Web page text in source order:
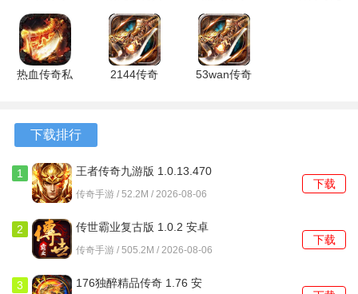
5、游戏中还有三大职业的战法道组合，逼真炫酷的合击战
斗，以及刺激的跨服远征玩法。
游戏说明
职业的装备外观都需要玩家们自己打造出来，这让玩家们能
2、当玩家角色等级达到40级后，地下夺宝活动将会开放，玩
3、复古神途手游是一款非常火爆的传奇游戏，以传奇为背景
1.0.13.470
最新版
天服 3.3.28
安卓版
1.1.1 安卓
版
热血传奇私
2144传奇
53wan传奇
下载排行
1
王者传奇九游版 1.0.13.470
最新版
传奇手游 / 52.2M / 2026-08-06
下载
2
传世霸业复古版 1.0.2 安卓
版
传奇手游 / 505.2M / 2026-08-06
下载
3
176独醉精品传奇 1.76 安